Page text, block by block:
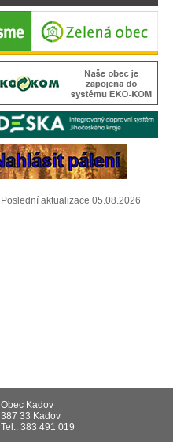
Poslední aktualizace 05.08.2026
Obec Kadov
387 33 Kadov
Tel.: 383 491 019